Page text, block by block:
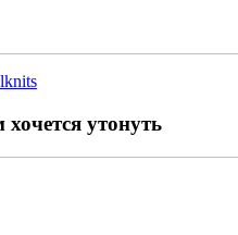
утонуть